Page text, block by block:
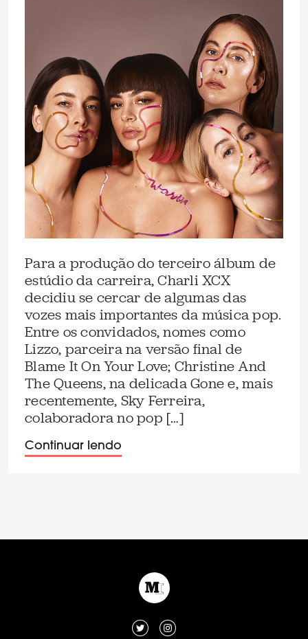
Para a produção do terceiro álbum de
estúdio da carreira, Charli XCX
decidiu se cercar de algumas das
vozes mais importantes da música pop.
Entre os convidados, nomes como
Lizzo, parceira na versão final de
Blame It On Your Love; Christine And
The Queens, na delicada Gone e, mais
recentemente, Sky Ferreira,
colaboradora no pop […]
Continuar lendo